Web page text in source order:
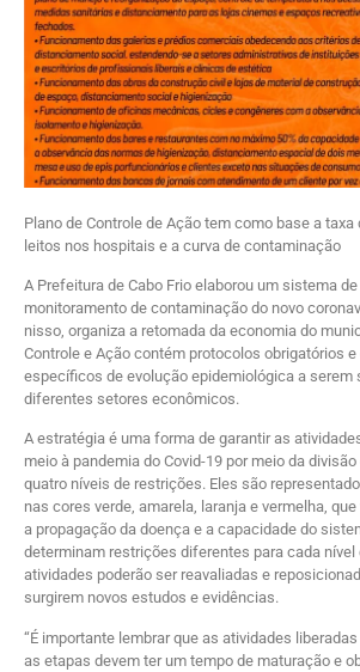
Plano de Controle de Ação tem como base a taxa
leitos nos hospitais e a curva de contaminação
A Prefeitura de Cabo Frio elaborou um sistema
monitoramento de contaminação do novo
nisso, organiza a retomada da economia do
Controle e Ação contém protocolos obrigatórios
específicos de evolução epidemiológica a serem
diferentes setores econômicos.
A estratégia é uma forma de garantir as
meio à pandemia do Covid-19 por meio da
quatro níveis de restrições. Eles são
nas cores verde, amarela, laranja e vermelha,
a propagação da doença e a capacidade do
determinam restrições diferentes para cada nível
atividades poderão ser reavaliadas e
surgirem novos estudos e evidências.
“É importante lembrar que as atividades
as etapas devem ter um tempo de maturação e